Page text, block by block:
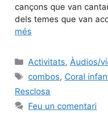
cançons que van
dels temes que van
més
Activitats, Àudios/
combos, Coral
Resclosa
Feu un comentari